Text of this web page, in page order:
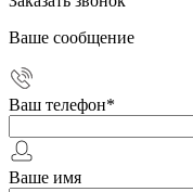
Ваше сообщение
Ваш телефон*
Ваше имя